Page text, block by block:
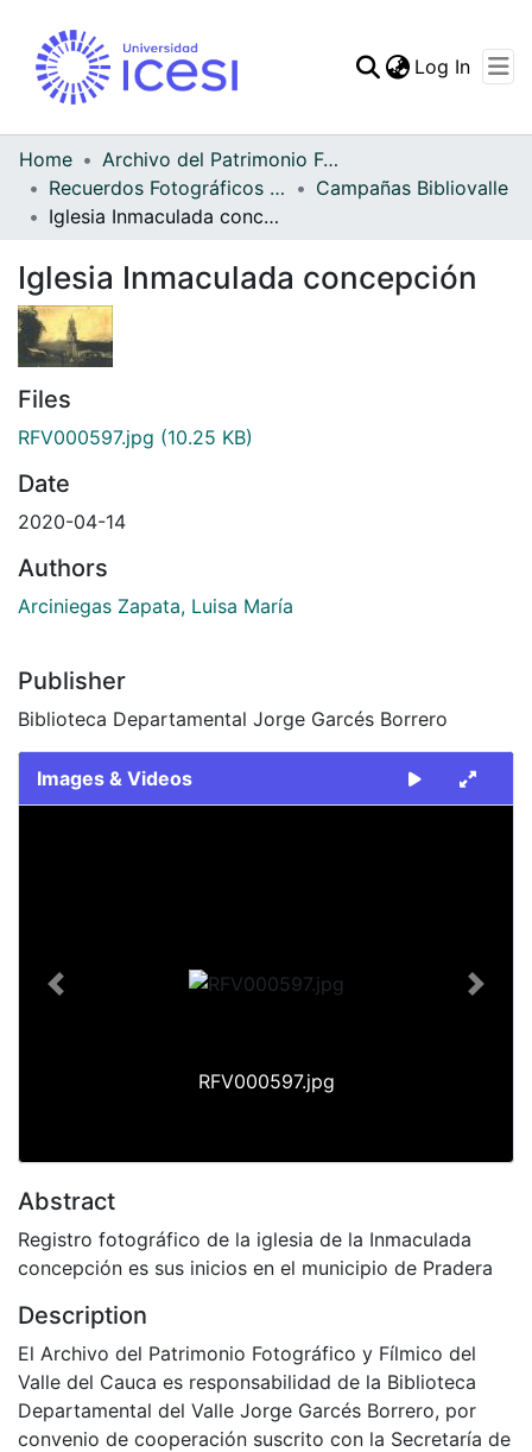
Statistics
Log In
Home
Archivo del Patrimonio Fotográfico y Fílmico del Valle del Cauca
Recuerdos Fotográficos Vallecaucanos
Campañas Bibliovalle
Iglesia Inmaculada concepción
Iglesia Inmaculada concepción
Files
RFV000597.jpg (10.25 KB)
Date
2020-04-14
Authors
Arciniegas Zapata, Luisa María
Publisher
Biblioteca Departamental Jorge Garcés Borrero
Images & Videos
RFV000597.jpg
Previous Next
Abstract
Registro fotográfico de la iglesia de la Inmaculada
concepción es sus inicios en el municipio de Pradera
Description
El Archivo del Patrimonio Fotográfico y Fílmico del
Valle del Cauca es responsabilidad de la Biblioteca
Departamental del Valle Jorge Garcés Borrero, por
convenio de cooperación suscrito con la Secretaría de